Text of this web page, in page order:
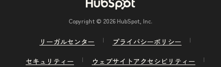
Copyright © 2026 HubSpot, Inc.
リーガルセンター
プライバシーポリシー
セキュリティー
ウェブサイトアクセシビリティー